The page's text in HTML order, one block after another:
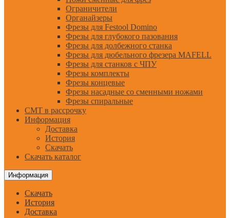
Ограничители
Органайзеры
Фрезы для Festool Domino
Фрезы для глубокого пазования
Фрезы для долбежного станка
Фрезы для дюбельного фрезера MAFELL
Фрезы для станков с ЧПУ
Фрезы комплекты
Фрезы концевые
Фрезы насадные со сменными ножами
Фрезы спиральные
CMT в рассрочку
Информация
Доставка
История
Скачать
Скачать каталог
Информация
Скачать
История
Доставка